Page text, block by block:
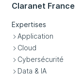
Claranet France
Expertises
Application
Cloud
Cybersécurité
Data & IA